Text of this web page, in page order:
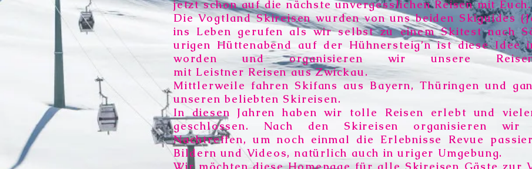
jetzt schon auf die nächste unvergesslichen Reisen mit Euch.
Die Vogtland Skireisen wurden von uns beiden Skiguides
ins Leben gerufen als wir selbst zu einem Skitest nach
urigen Hüttenabend auf der Hühnersteig’n ist diese Idee
worden und organisieren wir unsere Reisen
mit Leistner Reisenaus Zwickau.
Mittlerweile fahren Skifans aus Bayern, Thüringen und
unseren beliebten Skireisen.
In diesen Jahren haben wir tolle Reisen erlebt und
geschlossen. Nach den Skireisen organisieren wir
Nachtreffen, um noch einmal die Erlebnisse Revue
Bildern und Videos, natürlich auch in uriger Umgebung.